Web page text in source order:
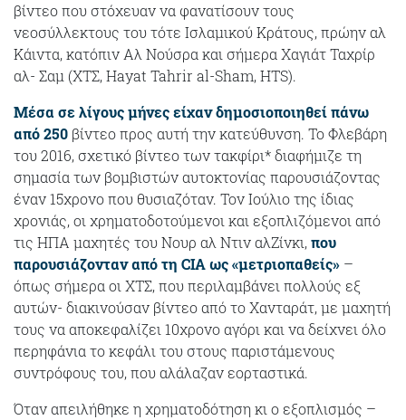
βίντεο που στόχευαν να φανατίσουν τους
νεοσύλλεκτους του τότε Ισλαμικού Κράτους, πρώην αλ
Κάιντα, κατόπιν Αλ Νούσρα και σήμερα Χαγιάτ Ταχρίρ
αλ- Σαμ (ΧΤΣ, Hayat Tahrir al-Sham, HTS).
Μέσα σε λίγους μήνες είχαν δημοσιοποιηθεί πάνω
από 250 βίντεο προς αυτή την κατεύθυνση. Το Φλεβάρη
του 2016, σχετικό βίντεο των τακφίρι* διαφήμιζε τη
σημασία των βομβιστών αυτοκτονίας παρουσιάζοντας
έναν 15χρονο που θυσιαζόταν. Τον Ιούλιο της ίδιας
χρονιάς, οι χρηματοδοτούμενοι και εξοπλιζόμενοι από
τις ΗΠΑ μαχητές του Νουρ αλ Ντιν αλΖίνκι,που
παρουσιάζονταν από τη CIA ως «μετριοπαθείς» –
όπως σήμερα οι ΧΤΣ, που περιλαμβάνει πολλούς εξ
αυτών- διακινούσαν βίντεο από το Χανταράτ, με μαχητή
τους να αποκεφαλίζει 10χρονο αγόρι και να δείχνει όλο
περηφάνια το κεφάλι του στους παριστάμενους
συντρόφους του, που αλάλαζαν εορταστικά.
Όταν απειλήθηκε η χρηματοδότηση κι ο εξοπλισμός –